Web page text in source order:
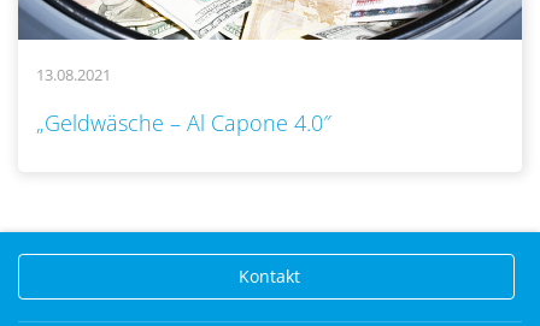
13.08.2021
„Geldwäsche – Al Capone 4.0″
Kontakt